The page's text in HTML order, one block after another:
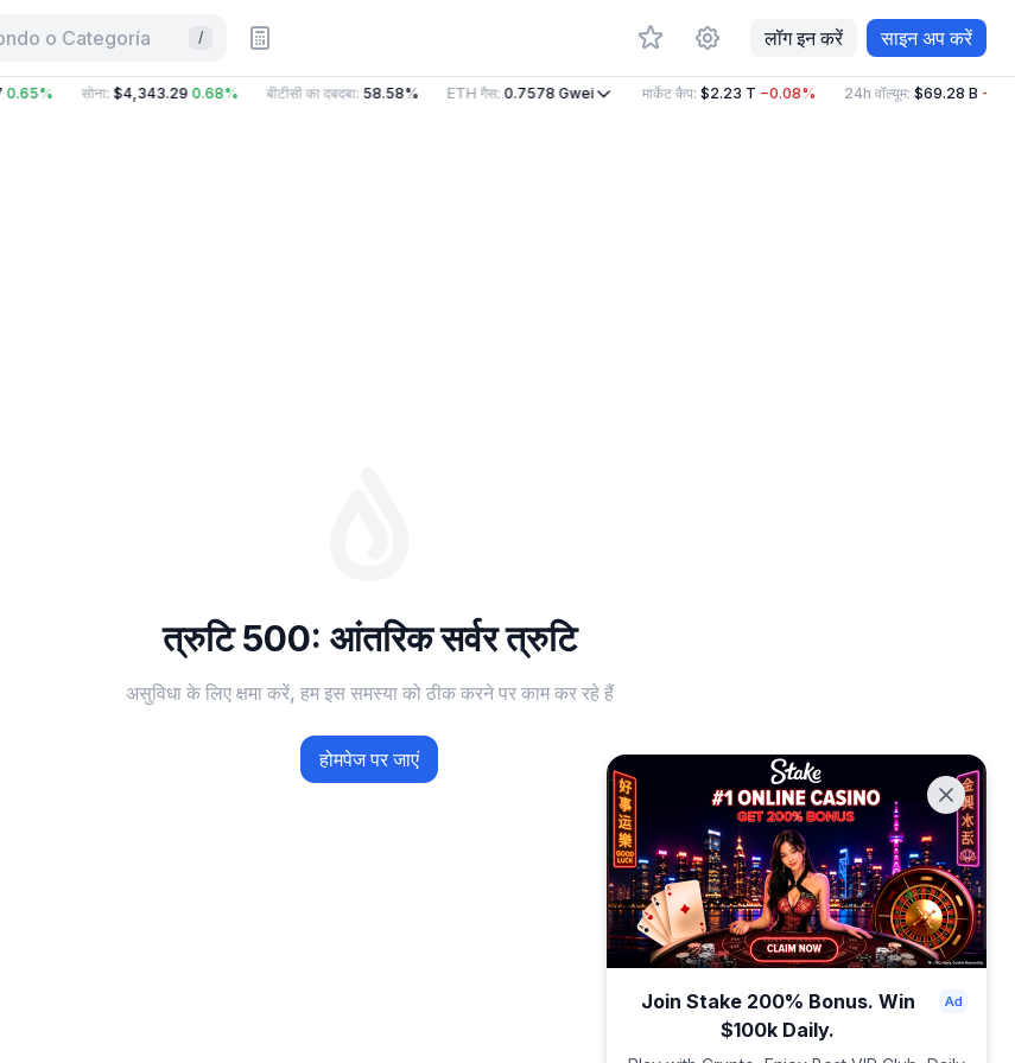
o Categoría / लॉग इन करें साइन अप करें
सोना:$4,343.29 0.68% बीटीसी का दबदबा:58.58% ETH गैस:0.7578Gwei मार्केट कैप:$2.23 T −0.08% 24h वॉल्यूम:$69.28 B
त्रुटि 500: आंतरिक सर्वर त्रुटि
असुविधा के लिए क्षमा करें, हम इस समस्या को ठीक करने पर काम कर रहे हैं
होमपेज पर जाएं
Join Stake 200% Bonus. Win
$100k Daily.